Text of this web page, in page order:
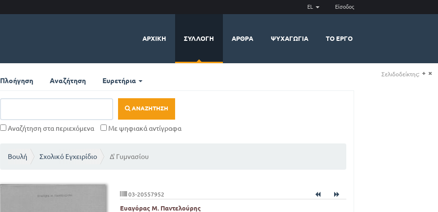
EL Είσοδος
ΑΡΧΙΚΉ ΣΥΛΛΟΓΉ ΆΡΘΡΑ ΨΥΧΑΓΩΓΊΑ ΤΟ ΈΡΓΟ
Πλοήγηση Αναζήτηση Ευρετήρια
ΑΝΑΖΉΤΗΣΗ
Αναζήτηση στα περιεχόμενα Με ψηφιακά αντίγραφα
Βουλή Σχολικό Εγχειρίδιο Δ' Γυμνασίου
03-20557952
Ευαγόρας Μ. Παντελούρης
Σελιδοδείκτης: